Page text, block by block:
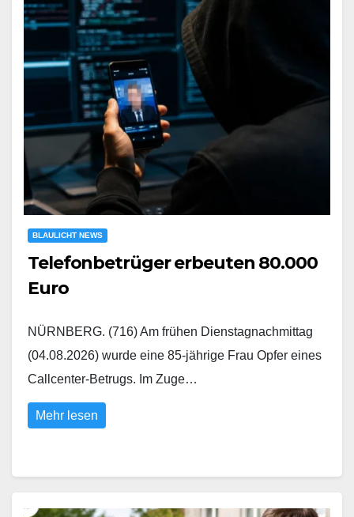
BLAULICHT NEWS
Telefonbetrüger erbeuten 80.000
Euro
NÜRNBERG. (716) Am frühen Dienstagnachmittag
(04.08.2026) wurde eine 85-jährige Frau Opfer eines
Callcenter-Betrugs. Im Zuge…
Mehr lesen